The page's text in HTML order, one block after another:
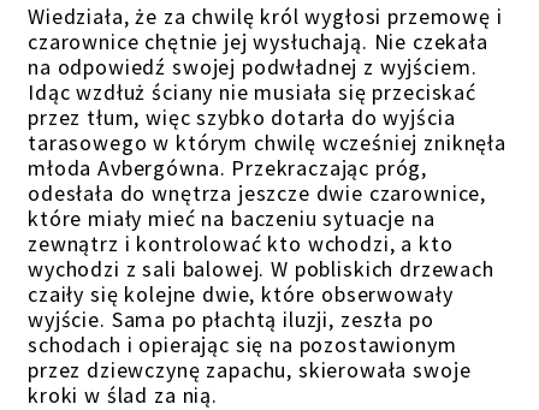
Wiedziała, że za chwilę król wygłosi przemowę i
czarownice chętnie jej wysłuchają. Nie czekała
na odpowiedź swojej podwładnej z wyjściem.
Idąc wzdłuż ściany nie musiała się przeciskać
przez tłum, więc szybko dotarła do wyjścia
tarasowego w którym chwilę wcześniej zniknęła
młoda Avbergówna. Przekraczając próg,
odesłała do wnętrza jeszcze dwie czarownice,
które miały mieć na baczeniu sytuacje na
zewnątrz i kontrolować kto wchodzi, a kto
wychodzi z sali balowej. W pobliskich drzewach
czaiły się kolejne dwie, które obserwowały
wyjście. Sama po płachtą iluzji, zeszła po
schodach i opierając się na pozostawionym
przez dziewczynę zapachu, skierowała swoje
kroki w ślad za nią.